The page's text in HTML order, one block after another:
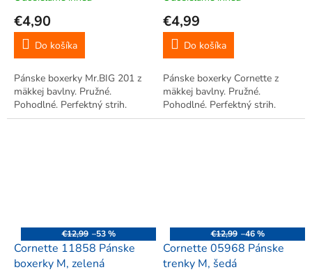
€4,90
Do košíka
Pánske boxerky Mr.BIG 201 z
mäkkej bavlny. Pružné.
Pohodlné. Perfektný strih.
€4,99
Do košíka
Pánske boxerky Cornette z
mäkkej bavlny. Pružné.
Pohodlné. Perfektný strih.
€12,99 –53 %
Cornette 11858 Pánske
boxerky M, zelená
€12,99 –46 %
Cornette 05968 Pánske
trenky M, šedá